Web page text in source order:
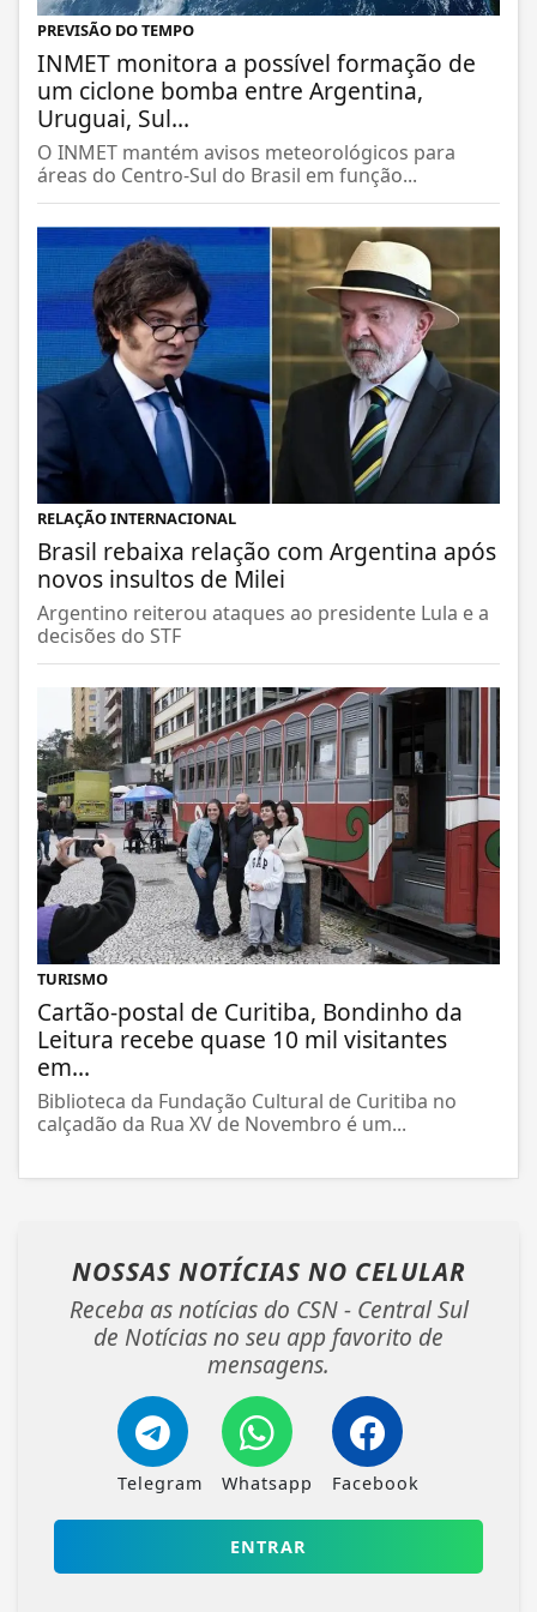
PREVISÃO DO TEMPO
INMET monitora a possível formação de
um ciclone bomba entre Argentina,
Uruguai, Sul...
O INMET mantém avisos meteorológicos para
áreas do Centro-Sul do Brasil em função...
RELAÇÃO INTERNACIONAL
Brasil rebaixa relação com Argentina após
novos insultos de Milei
Argentino reiterou ataques ao presidente Lula e a
decisões do STF
TURISMO
Cartão-postal de Curitiba, Bondinho da
Leitura recebe quase 10 mil visitantes
em...
Biblioteca da Fundação Cultural de Curitiba no
calçadão da Rua XV de Novembro é um...
NOSSAS NOTÍCIAS NO CELULAR
Receba as notícias do CSN - Central Sul
de Notícias no seu app favorito de
mensagens.
Telegram Whatsapp Facebook
ENTRAR